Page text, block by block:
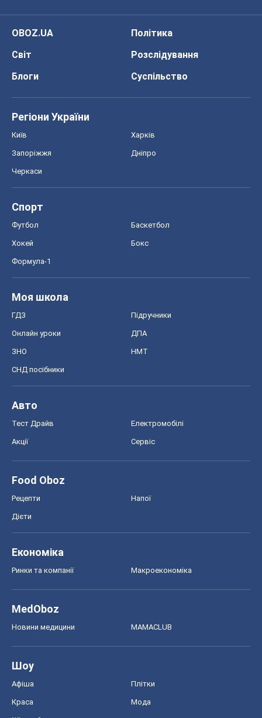
OBOZ.UA
Політика
Світ
Розслідування
Блоги
Суспільство
Регіони України
Київ Харків
Запоріжжя Дніпро
Черкаси
Спорт
Футбол Баскетбол
Хокей Бокс
Формула-1
Моя школа
ГДЗ Підручники
Онлайн уроки ДПА
ЗНО НМТ
СНД посібники
Авто
Тест Драйв Електромобілі
Акції Сервіс
Food Oboz
Рецепти Напої
Дієти
Економіка
Ринки та компанії Макроекономіка
MedOboz
Новини медицини MAMACLUB
Шоу
Афіша Плітки
Краса Мода